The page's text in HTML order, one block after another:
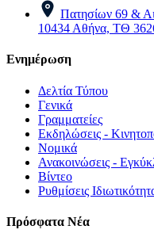
Πατησίων 69 &
10434 Αθήνα, ΤΘ
Ενημέρωση
Δελτία Τύπου
Γενικά
Γραμματείες
Εκδηλώσεις -
Νομικά
Ανακοινώσεις -
Βίντεο
Ρυθμίσεις
Πρόσφατα Νέα